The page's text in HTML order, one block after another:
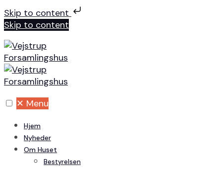
Skip to content
Skip to content
✕ Menu
Hjem
Nyheder
Om Huset
Bestyrelsen